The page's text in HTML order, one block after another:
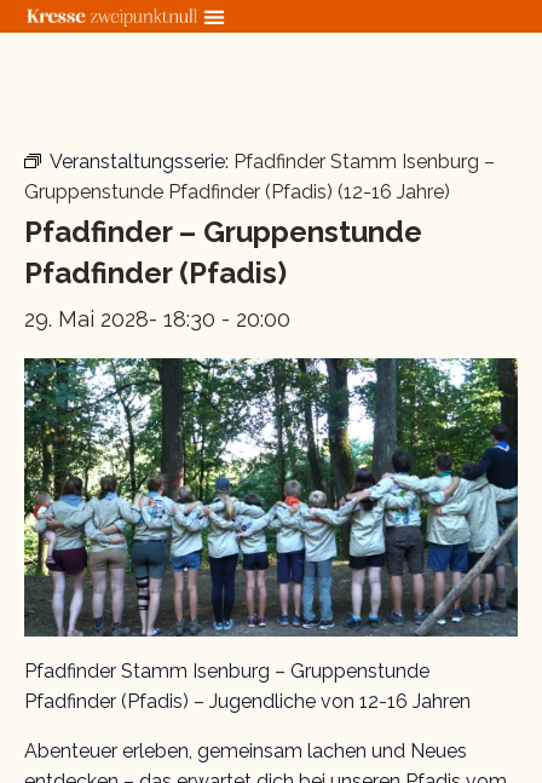
Zum
Veranstaltungsserie: Pfadfinder Stamm Isenburg –
Gruppenstunde Pfadfinder (Pfadis) (12-16 Jahre)
Pfadfinder – Gruppenstunde
Pfadfinder (Pfadis)
29. Mai 2028- 18:30 - 20:00
Pfadfinder Stamm Isenburg – Gruppenstunde
Pfadfinder (Pfadis) – Jugendliche von 12-16 Jahren
Abenteuer erleben, gemeinsam lachen und Neues